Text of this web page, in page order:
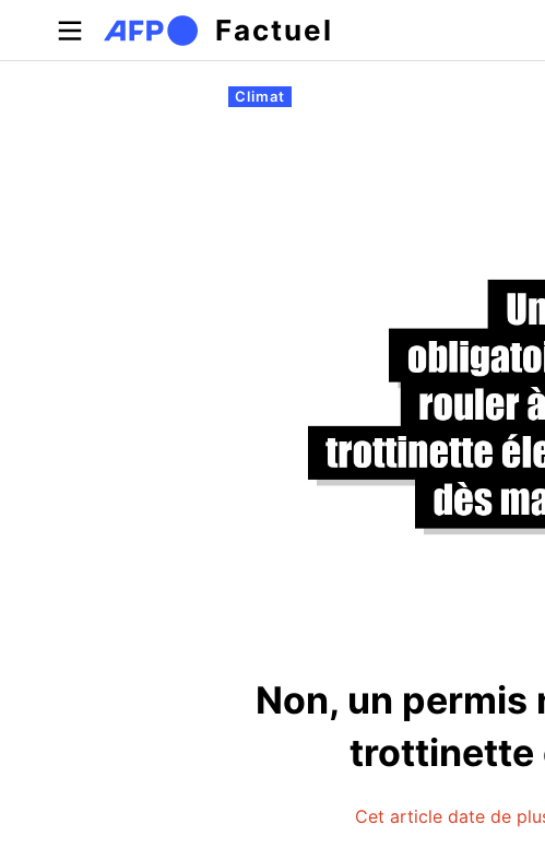
Aller au contenu principal
Factuel
Onglets principaux
Climat
Non, un permis
trottinette
Cet article date de